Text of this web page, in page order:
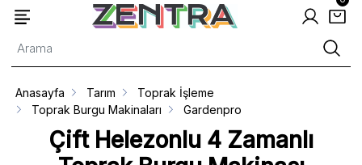
Çift Helezonlu 4 Zamanlı
Anasayfa Tarım
Toprak İşleme
Toprak Burgu Makinaları
Gardenpro